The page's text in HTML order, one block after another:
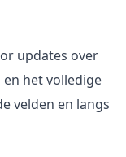
updates over
het volledige
velden en langs